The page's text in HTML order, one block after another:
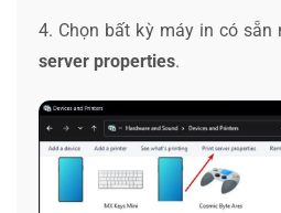
4. Chọn bất kỳ máy in có sẵn
server properties.